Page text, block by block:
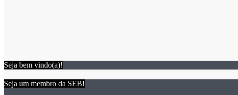
Seja bem vindo(a)!
Seja um membro da SEB!